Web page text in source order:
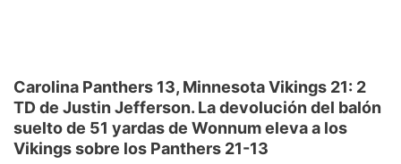
Carolina Panthers 13, Minnesota Vikings 21: 2
TD de Justin Jefferson. La devolución del balón
suelto de 51 yardas de Wonnum eleva a los
Vikings sobre los Panthers 21-13